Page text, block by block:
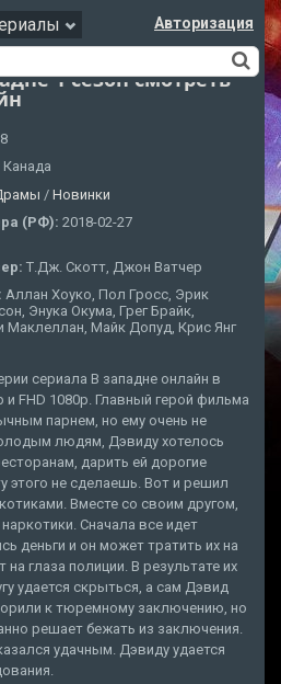
Авторизация
1 сезон смотреть
Канада
/ Новинки
(РФ): 2018-02-27
Т.Дж. Скотт, Джон Ватчер
Аллан Хоуко, Пол Гросс, Эрик
Энука Окума, Грег Брайк,
Маклеллан, Майк Допуд, Крис Янг
сериала В западне онлайн в
FHD 1080p. Главный герой фильма
парнем, но ему очень не
людям, Дэвиду хотелось
дарить ей дорогие
этого не сделаешь. Вот и решил
Вместе со своим другом,
Сначала все идет
деньги и он может тратить их на
глаза полиции. В результате их
удается скрыться, а сам Дэвид
к тюремному заключению, но
решает бежать из заключения.
удачным. Дэвиду удается